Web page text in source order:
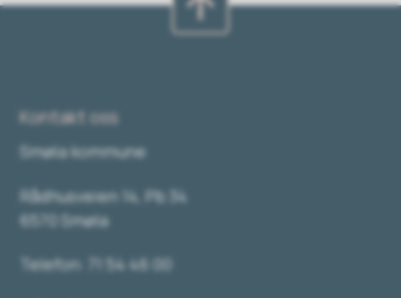
Kontakt oss
Smøla kommune
Rådhusveien 14, Pb 34
6570 Smøla
Telefon: 71 54 46 00